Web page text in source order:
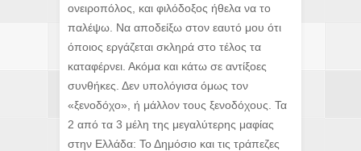
ονειροπόλος, και φιλόδοξος ήθελα να το
παλέψω. Να αποδείξω στον εαυτό μου ότι
όποιος εργάζεται σκληρά στο τέλος τα
καταφέρνει. Ακόμα και κάτω σε αντίξοες
συνθήκες. Δεν υπολόγισα όμως τον
«ξενοδόχο», ή μάλλον τους ξενοδόχους. Τα
2 από τα 3 μέλη της μεγαλύτερης μαφίας
στην Ελλάδα: Το Δημόσιο και τις τράπεζες